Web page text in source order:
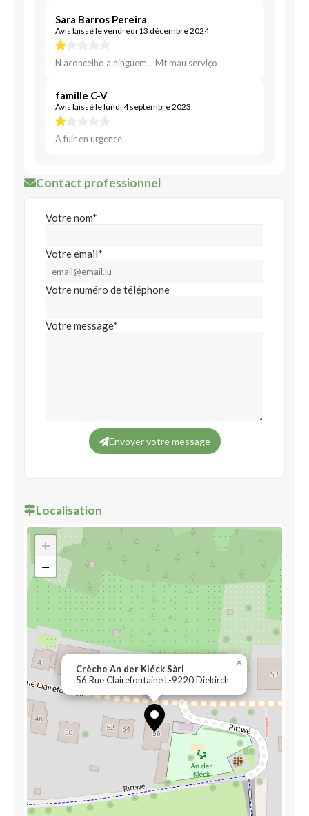
Sara Barros Pereira
Avis laissé le vendredi 13 décembre 2024
N aconcelho a ninguem... Mt mau serviço
famille C-V
Avis laissé le lundi 4 septembre 2023
A fuir en urgence
Contact professionnel
Votre nom*
Votre email*
Votre numéro de téléphone
Votre message*
Envoyer votre message
Localisation
Crèche An der Kléck Sàrl
56 Rue Clairefontaine L-9220 Diekirch
×
+
−